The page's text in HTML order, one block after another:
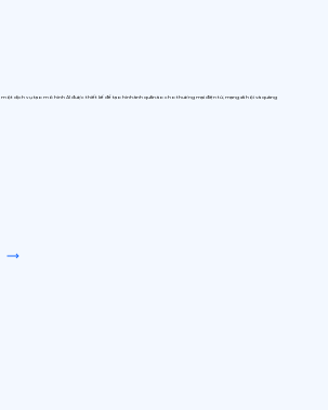
một dịch vụ tạo mô hình AI được thiết kế để tạo hình ảnh quần áo cho thương mại điện tử, mạng xã hội và quảng